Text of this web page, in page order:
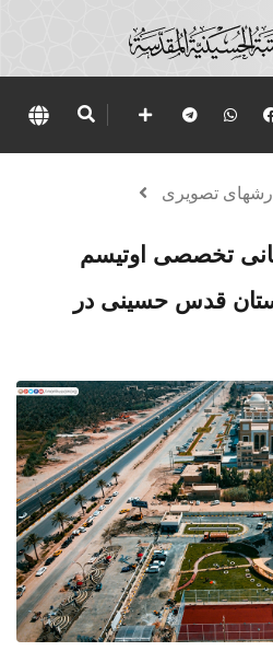
تصویری
تخصصی اوتیسم
قدس حسینی در